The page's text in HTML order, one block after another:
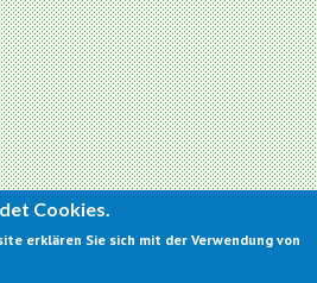
Cookies.
erklären Sie sich mit der Verwendung von